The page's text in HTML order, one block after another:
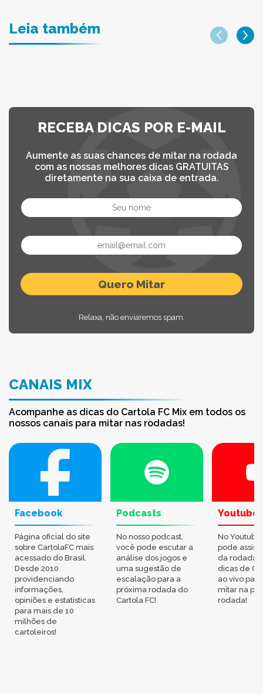
Leia também
RECEBA DICAS POR E-MAIL
Aumente as suas chances de mitar na rodada
com as nossas melhores dicas GRATUITAS
diretamente na sua caixa de entrada.
Relaxa, não enviaremos spam.
CANAIS MIX
Acompanhe as dicas do Cartola FC Mix em todos os
nossos canais para mitar nas rodadas!
Facebook
Página oficial do site
sobre CartolaFC mais
acessado do Brasil.
Desde 2010
providenciando
informações,
opiniões e estatísticas
para mais de 10
milhões de
cartoleiros!
Podcasts
No nosso podcast,
você pode escutar a
análise dos jogos e
uma sugestão de
escalação para a
próxima rodada do
Cartola FC!
Youtube
No
pode
da rodada,
dicas de
ao vivo
mitar na
rodada!